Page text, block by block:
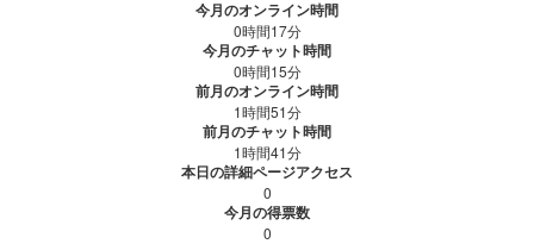
今月のオンライン時間
0時間17分
今月のチャット時間
0時間15分
前月のオンライン時間
1時間51分
前月のチャット時間
1時間41分
本日の詳細ページアクセス
0
今月の得票数
0